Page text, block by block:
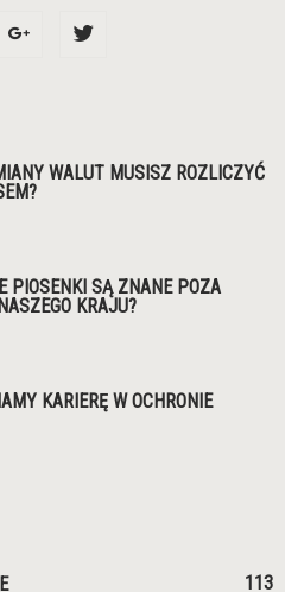
WALUT MUSISZ ROZLICZYĆ
PIOSENKI SĄ ZNANE POZA
KRAJU?
KARIERĘ W OCHRONIE
113